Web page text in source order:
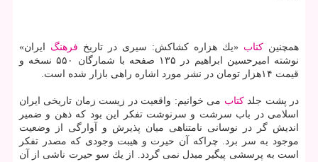
همچنین كتاب «یك هزاره كشاكش: سیری در تاریخ فرهنگ ایران»
نوشته امیرحسین ابراهیم در ۱۳۵ صفحه با شمارگان ۵۵۰ نسخه و
قیمت ۱۴هزار تومان در نشر مورد اشاره راهی بازار شده است.
در پشت جلدكتاب می خوانیم: واقعیت در زیست زمان تاریخی ایران
اسلامی در باب سرشت و سرنوشت تفكر این بود كه ذهن و ضمیر
اندیش گر در نوسانی نامتناهی میان پذیرش و آوارگی از وضعیت
موجود به سر برد. چراكه آن حیرت و هیبت وجودی كه مصدر تفكر
است به پرسشی پیگیر مبدل نمی گردد. از یك سو حیرت ناشی از آن